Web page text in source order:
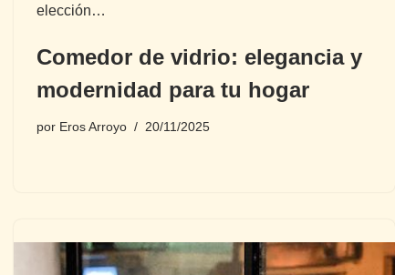
elección…
Comedor de vidrio: elegancia y
modernidad para tu hogar
por Eros Arroyo 20/11/2025